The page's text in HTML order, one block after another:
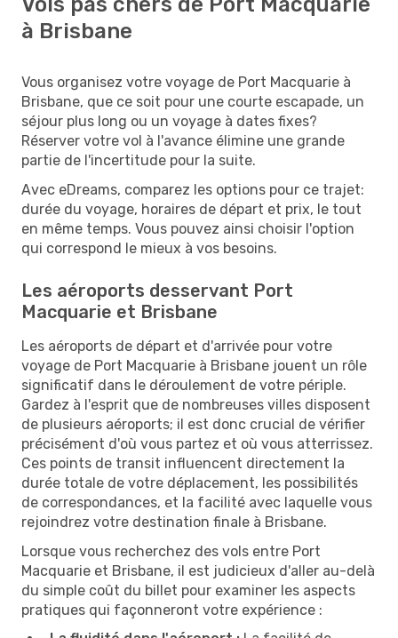
à Brisbane
Vous organisez votre voyage de Port Macquarie à
Brisbane, que ce soit pour une courte escapade, un
séjour plus long ou un voyage à dates fixes?
Réserver votre vol à l'avance élimine une grande
partie de l'incertitude pour la suite.
Avec eDreams, comparez les options pour ce trajet:
durée du voyage, horaires de départ et prix, le tout
en même temps. Vous pouvez ainsi choisir l'option
qui correspond le mieux à vos besoins.
Les aéroports desservant Port
Macquarie et Brisbane
Les aéroports de départ et d'arrivée pour votre
voyage de Port Macquarie à Brisbane jouent un rôle
significatif dans le déroulement de votre périple.
Gardez à l'esprit que de nombreuses villes disposent
de plusieurs aéroports; il est donc crucial de vérifier
précisément d'où vous partez et où vous atterrissez.
Ces points de transit influencent directement la
durée totale de votre déplacement, les possibilités
de correspondances, et la facilité avec laquelle vous
rejoindrez votre destination finale à Brisbane.
Lorsque vous recherchez des vols entre Port
Macquarie et Brisbane, il est judicieux d'aller au-delà
du simple coût du billet pour examiner les aspects
pratiques qui façonneront votre expérience :